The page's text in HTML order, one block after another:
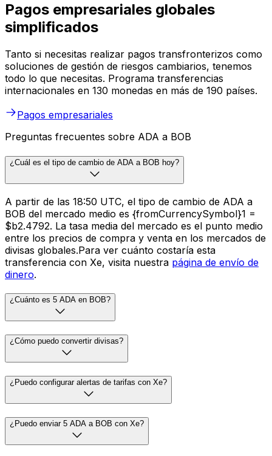
Pagos empresariales globales
simplificados
Tanto si necesitas realizar pagos transfronterizos como
soluciones de gestión de riesgos cambiarios, tenemos
todo lo que necesitas. Programa transferencias
internacionales en 130 monedas en más de 190 países.
Pagos empresariales
Preguntas frecuentes sobre ADA a BOB
¿Cuál es el tipo de cambio de ADA a BOB hoy?
A partir de las 18:50 UTC, el tipo de cambio de ADA a
BOB del mercado medio es {fromCurrencySymbol}1 =
$b2.4792. La tasa media del mercado es el punto medio
entre los precios de compra y venta en los mercados de
divisas globales.Para ver cuánto costaría esta
transferencia con Xe, visita nuestra página de envío de
dinero.
¿Cuánto es 5 ADA en BOB?
¿Cómo puedo convertir divisas?
¿Puedo configurar alertas de tarifas con Xe?
¿Puedo enviar 5 ADA a BOB con Xe?